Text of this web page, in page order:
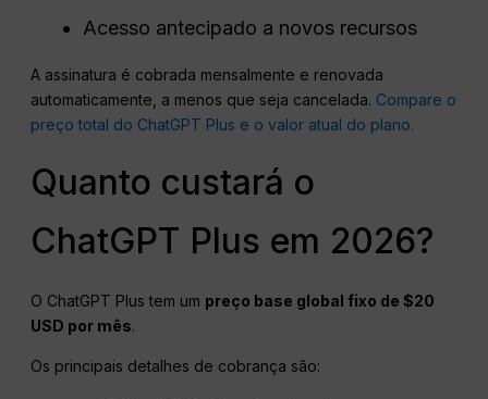
Acesso antecipado a novos recursos
A assinatura é cobrada mensalmente e renovada
automaticamente, a menos que seja cancelada. Compare o
preço total do ChatGPT Plus e o valor atual do plano.
Quanto custará o
ChatGPT Plus em 2026?
O ChatGPT Plus tem um preço base global fixo de $20
USD por mês.
Os principais detalhes de cobrança são: